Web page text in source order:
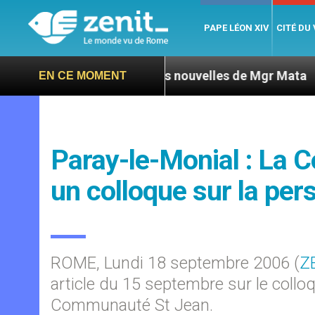
PAPE LÉON XIV CITÉ DU
EN CE MOMENT
: L’ONU exige des nouvelles de Mgr Mata
Paray-le-Monial : La
un colloque sur la
ROME, Lundi 18 septembre 2006 (
article du 15 septembre sur le
Communauté St Jean.